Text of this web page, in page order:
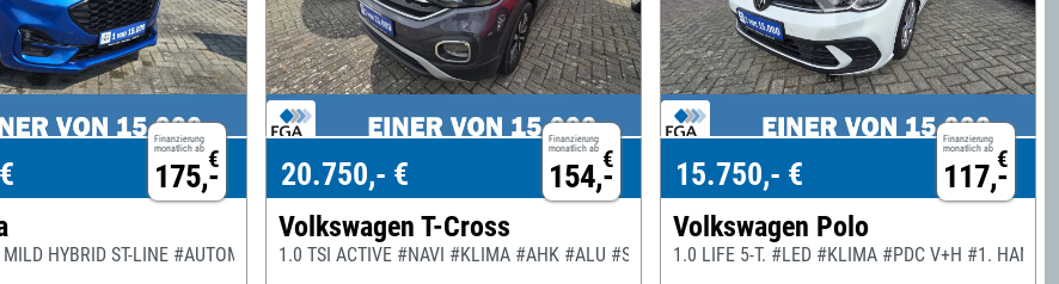
Finanzierung
monatlich ab €
175,-
HYBRID ST-LINE #AUTOMATIK #GJR #NAVI
Finanzierung
monatlich ab €
154,-
20.750,- €
Volkswagen T-Cross
1.0 TSI ACTIVE #NAVI #KLIMA #AHK #ALU #SHZ
Finanzierung
monatlich ab €
117,-
15.750,- €
Volkswagen Polo
1.0 LIFE 5-T. #LED #KLIMA #PDC V+H #1. HAND